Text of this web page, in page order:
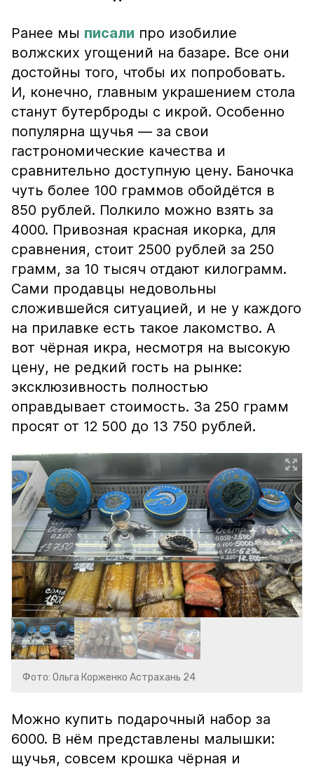
Ранее мы писали про изобилие
волжских угощений на базаре. Все они
достойны того, чтобы их попробовать.
И, конечно, главным украшением стола
станут бутерброды с икрой. Особенно
популярна щучья — за свои
гастрономические качества и
сравнительно доступную цену. Баночка
чуть более 100 граммов обойдётся в
850 рублей. Полкило можно взять за
4000. Привозная красная икорка, для
сравнения, стоит 2500 рублей за 250
грамм, за 10 тысяч отдают килограмм.
Сами продавцы недовольны
сложившейся ситуацией, и не у каждого
на прилавке есть такое лакомство. А
вот чёрная икра, несмотря на высокую
цену, не редкий гость на рынке:
эксклюзивность полностью
оправдывает стоимость. За 250 грамм
просят от 12 500 до 13 750 рублей.
Фото: Ольга Корженко Астрахань 24
Можно купить подарочный набор за
6000. В нём представлены малышки:
щучья, совсем крошка чёрная и